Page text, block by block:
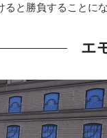
ると勝負することに
エ